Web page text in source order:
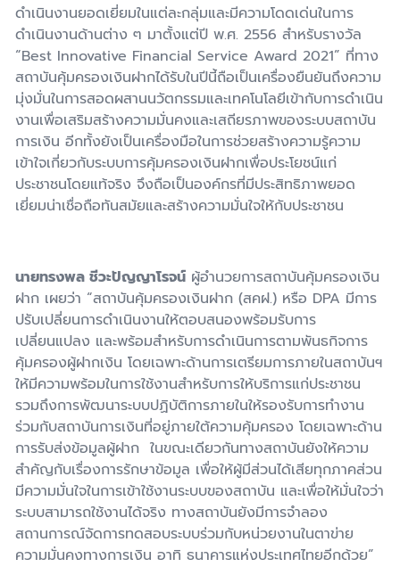
ดำเนินงานยอดเยี่ยมในแต่ละกลุ่มและมีความโดดเด่นในการ
ดำเนินงานด้านต่าง ๆ มาตั้งแต่ปี พ.ศ. 2556 สำหรับรางวัล
“Best Innovative Financial Service Award 2021” ที่ทาง
สถาบันคุ้มครองเงินฝากได้รับในปีนี้ถือเป็นเครื่องยืนยันถึงความ
มุ่งมั่นในการสอดผสานนวัตกรรมและเทคโนโลยีเข้ากับการดำเนิน
งานเพื่อเสริมสร้างความมั่นคงและเสถียรภาพของระบบสถาบัน
การเงิน อีกทั้งยังเป็นเครื่องมือในการช่วยสร้างความรู้ความ
เข้าใจเกี่ยวกับระบบการคุ้มครองเงินฝากเพื่อประโยชน์แก่
ประชาชนโดยแท้จริง จึงถือเป็นองค์กรที่มีประสิทธิภาพยอด
เยี่ยมน่าเชื่อถือทันสมัยและสร้างความมั่นใจให้กับประชาชน
นายทรงพล ชีวะปัญญาโรจน์ ผู้อำนวยการสถาบันคุ้มครองเงิน
ฝาก เผยว่า “สถาบันคุ้มครองเงินฝาก (สคฝ.) หรือ DPA มีการ
ปรับเปลี่ยนการดำเนินงานให้ตอบสนองพร้อมรับการ
เปลี่ยนแปลง และพร้อมสำหรับการดำเนินการตามพันธกิจการ
คุ้มครองผู้ฝากเงิน โดยเฉพาะด้านการเตรียมการภายในสถาบันฯ
ให้มีความพร้อมในการใช้งานสำหรับการให้บริการแก่ประชาชน
รวมถึงการพัฒนาระบบปฏิบัติการภายในให้รองรับการทำงาน
ร่วมกับสถาบันการเงินที่อยู่ภายใต้ความคุ้มครอง โดยเฉพาะด้าน
การรับส่งข้อมูลผู้ฝาก ในขณะเดียวกันทางสถาบันยังให้ความ
สำคัญกับเรื่องการรักษาข้อมูล เพื่อให้ผู้มีส่วนได้เสียทุกภาคส่วน
มีความมั่นใจในการเข้าใช้งานระบบของสถาบัน และเพื่อให้มั่นใจว่า
ระบบสามารถใช้งานได้จริง ทางสถาบันยังมีการจำลอง
สถานการณ์จัดการทดสอบระบบร่วมกับหน่วยงานในตาข่าย
ความมั่นคงทางการเงิน อาทิ ธนาคารแห่งประเทศไทยอีกด้วย”